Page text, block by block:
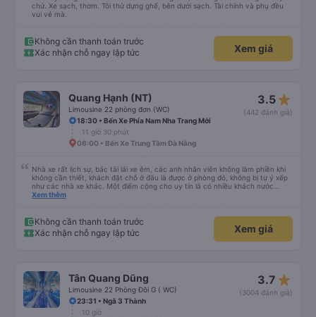
chứ. Xe sạch, thơm. Tôi thử dựng ghế, bên dưới sạch. Tài chính và phụ đều
vui vẻ mà.
Không cần thanh toán trước
Xác nhận chỗ ngay lập tức
Xem giá
Quang Hạnh (NT)
Limousine 22 phòng đơn (WC)
3.5 star_rate
(442 đánh giá)
18:30 • Bến Xe Phía Nam Nha Trang Mới
11 giờ 30 phút
06:00 • Bến Xe Trung Tâm Đà Nẵng
Nhà xe rất lịch sự, bác tài lái xe êm, các anh nhân viên không làm phiền khi
không cần thiết, khách đặt chỗ ở đâu là được ở phòng đó, không bị tự ý xếp
như các nhà xe khác. Một điểm cộng cho uy tín là có nhiều khách nước
Xem thêm
Không cần thanh toán trước
Xác nhận chỗ ngay lập tức
Xem giá
Tân Quang Dũng
Limousine 22 Phòng Đôi G ( WC)
3.7 star_rate
(3004 đánh giá)
23:31 • Ngã 3 Thành
10 giờ